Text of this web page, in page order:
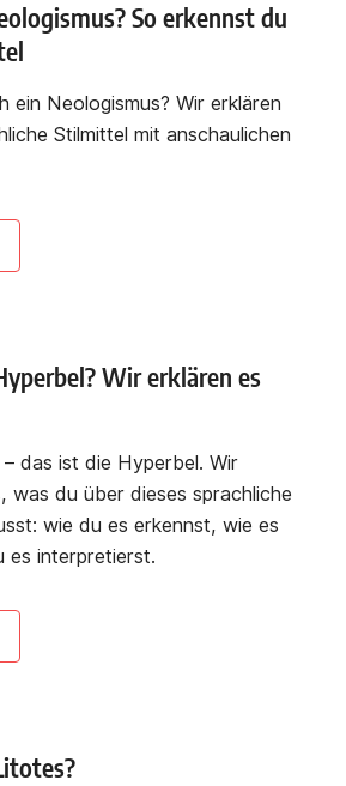
So erkennst du
ein Neologismus? Wir erklären
Stilmittel mit anschaulichen
Wir erklären es
das ist die Hyperbel. Wir
was du über dieses sprachliche
wie du es erkennst, wie es
es interpretierst.